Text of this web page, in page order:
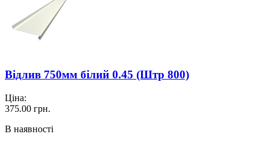
Відлив 750мм білий 0.45 (Штр 800)
Ціна:
375.00 грн.
В наявності